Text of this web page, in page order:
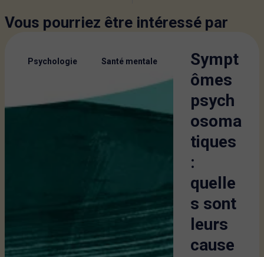
Vous pourriez être intéressé par
Psychologie Santé mentale
Sympt
ômes
psych
osoma
tiques
:
quelle
s sont
leurs
cause